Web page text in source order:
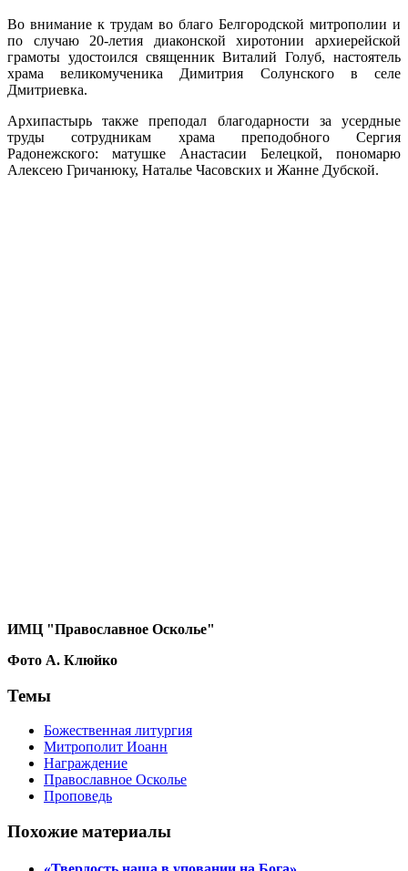
Во внимание к трудам во благо Белгородской митрополии и
по случаю 20-летия диаконской хиротонии архиерейской
грамоты удостоился священник Виталий Голуб, настоятель
храма великомученика Димитрия Солунского в селе
Дмитриевка.
Архипастырь также преподал благодарности за усердные
труды сотрудникам храма преподобного Сергия
Радонежского: матушке Анастасии Белецкой, пономарю
Алексею Гричанюку, Наталье Часовских и Жанне Дубской.
ИМЦ "Православное Осколье"
Фото А. Клюйко
Темы
Божественная литургия
Митрополит Иоанн
Награждение
Православное Осколье
Проповедь
Похожие материалы